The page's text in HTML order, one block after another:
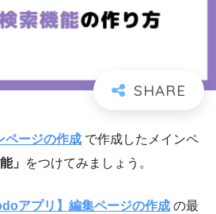
ページの作成 で作成したメインペ
」 をつけてみましょう。
アプリ】編集ページの作成 の最